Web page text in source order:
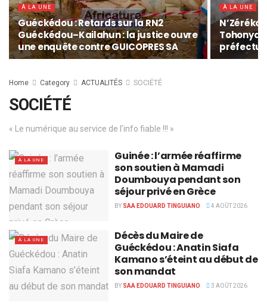
À LA UNE
Guéckédou : Retards sur la RN2
Guéckédou–Kailahun : la justice ouvre
une enquête contre GUICOPRES SA
À LA UNE
Home Category ACTUALITÉS SOCIÉTÉ
SOCIÉTÉ
« Le numérique au service de l’info fiable !!! »
À LA UNE
Guinée : l’armée réaffirme
son soutien à Mamadi
Doumbouya pendant son
séjour privé en Grèce
BY SAA EDOUARD TINGUIANO 4 AOÛT 2026
À LA UNE
Décès du Maire de
Guéckédou : Anatin Siafa
Kamano s’éteint au début de
son mandat
BY SAA EDOUARD TINGUIANO 3 AOÛT 2026